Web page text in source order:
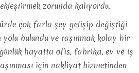
zorunda kalıyordu.
çok fazla şey gelişip değiştiği
yolu bulundu ve taşınmak kolay bir
hayatta ofis, fabrika, ev ve iş
için nakliyat hizmetinden